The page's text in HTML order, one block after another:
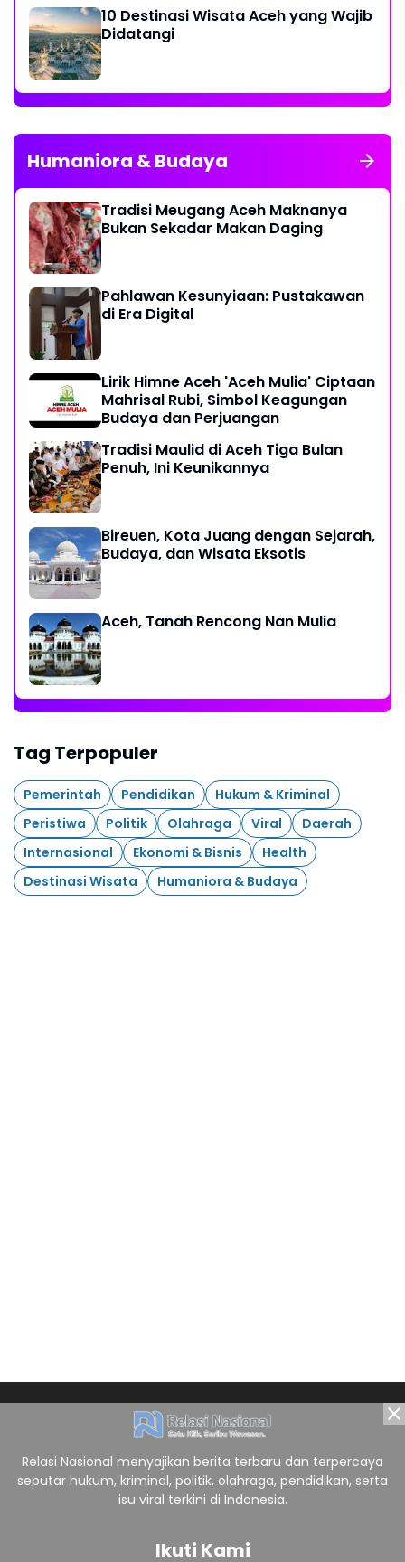
10 Destinasi Wisata Aceh yang Wajib
Didatangi
Humaniora & Budaya
Tradisi Meugang Aceh Maknanya
Bukan Sekadar Makan Daging
Pahlawan Kesunyiaan: Pustakawan
di Era Digital
Lirik Himne Aceh 'Aceh Mulia' Ciptaan
Mahrisal Rubi, Simbol Keagungan
Budaya dan Perjuangan
Tradisi Maulid di Aceh Tiga Bulan
Penuh, Ini Keunikannya
Bireuen, Kota Juang dengan Sejarah,
Budaya, dan Wisata Eksotis
Aceh, Tanah Rencong Nan Mulia
Tag Terpopuler
Pemerintah Pendidikan
Hukum & Kriminal
Peristiwa
Politik Olahraga Viral
Daerah
Internasional
Ekonomi & Bisnis
Health
Destinasi Wisata
Humaniora & Budaya
Relasi Nasional menyajikan berita terbaru dan terpercaya
seputar hukum, kriminal, politik, olahraga, pendidikan, serta
isu viral terkini di Indonesia.
Ikuti Kami